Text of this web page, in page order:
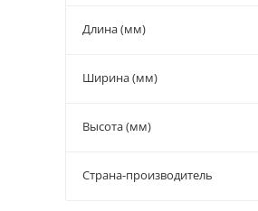
Длина (мм)
Ширина (мм)
Высота (мм)
Страна-производитель